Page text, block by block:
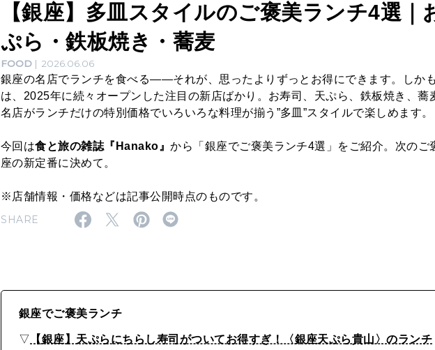
【銀座】多皿スタイルのご褒美ランチ4選｜
ぷら・鉄板焼き・蕎麦
FOOD 2026.06.06
銀座の名店でランチを食べる——それが、思ったよりずっとお得にできます。しか
は、2025年に続々オープンした注目の新店ばかり。お寿司、天ぷら、鉄板焼き、蕎
名店がランチだけの特別価格でいろいろな料理が揃う”多皿”スタイルで楽しめます。
今回は食と旅の雑誌『Hanako』から「銀座でご褒美ランチ4選」をご紹介。次のご
座の新定番に決めて。
※店舗情報・価格などは記事公開時点のものです。
SHARE
銀座でご褒美ランチ
▽ 【銀座】天ぷらにちらし寿司がついてお得すぎ！〈銀座天ぷら貴山〉のランチ